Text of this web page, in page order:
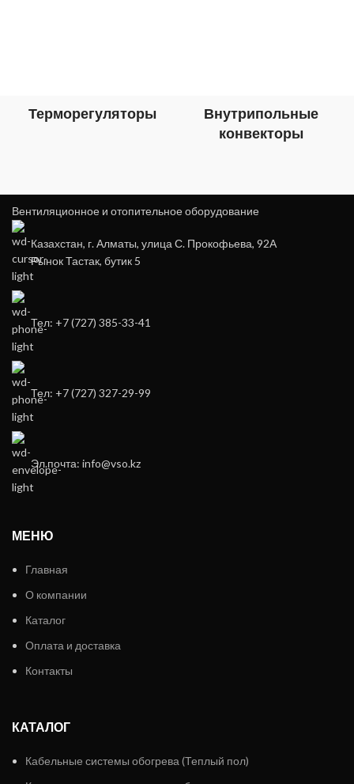
Терморегуляторы
Внутрипольные
конвекторы
Вентиляционное и отопительное оборудование
Казахстан, г. Алматы, улица С. Прокофьева, 92А
Рынок Тастак, бутик 5
Тел: +7 (727) 385-33-41
Тел: +7 (727) 327-29-99
Эл.почта: info@vso.kz
МЕНЮ
Главная
О компании
Каталог
Оплата и доставка
Контакты
КАТАЛОГ
Кабельные системы обогрева (Теплый пол)